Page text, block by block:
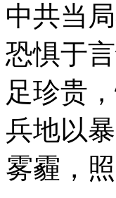
中共当
恐惧于
足珍贵
兵地以
雾霾，照